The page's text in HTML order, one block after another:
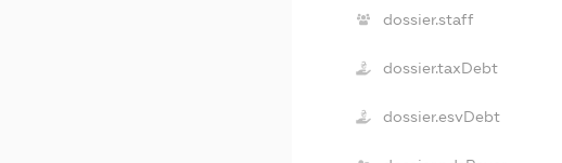
dossier.staff
dossier.taxDebt
dossier.esvDebt